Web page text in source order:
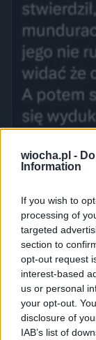
wiocha.pl -
Information
If you wish to
processing of
targeted
section to
opt-out request
interest-based
us or personal
your opt-out.
disclosure of
IAB’s list of